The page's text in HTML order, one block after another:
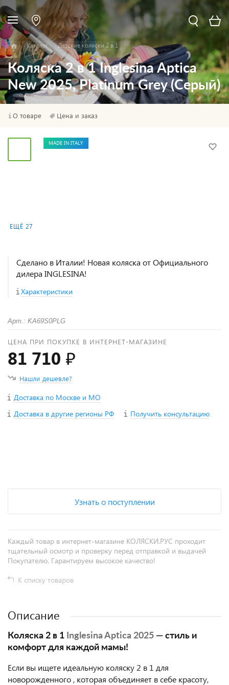
Каталог Детские коляски 2 в 1
Коляска 2 в 1 Inglesina Aptica
New 2025, Platinum Grey (Серый)
О товаре Цена и заказ
ЕЩЁ 27
MADE IN ITALY
Сделано в Италии! Новая коляска от Официального
дилера INGLESINA!
Характеристики
Арт.: KA69S0PLG
ЦЕНА ПРИ ПОКУПКЕ В ИНТЕРНЕТ-МАГАЗИНЕ
81 710 ₽
Нашли дешевле?
Доставка по Москве и МО
Доставка в другие регионы РФ
Получить консультацию
Узнать о поступлении
Каждый товар в интернет-магазине КОЛЯСКИ.РУС проходит
тщательный осмотр и проверку перед отправкой и выдачей
Покупателю. Гарантируем высокое качество!
К списку товаров
Описание
Коляска 2 в 1 Inglesina Aptica 2025 — стиль и
комфорт для каждой мамы!
Если вы ищете идеальную коляску 2 в 1 для
новорожденного , которая объединяет в себе красоту,